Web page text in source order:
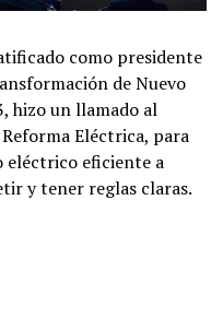
como presidente
de Nuevo
hizo un llamado al
Eléctrica, para
eléctrico eficiente a
y tener reglas claras.